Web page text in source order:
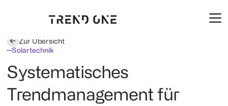
Zur Übersicht
Solartechnik
Systematisches
Trendmanagement für